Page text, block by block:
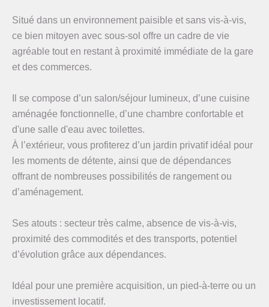
Situé dans un environnement paisible et sans vis-à-vis,
ce bien mitoyen avec sous-sol offre un cadre de vie
agréable tout en restant à proximité immédiate de la gare
et des commerces.
Il se compose d’un salon/séjour lumineux, d’une cuisine
aménagée fonctionnelle, d’une chambre confortable et
d'une salle d'eau avec toilettes.
À l’extérieur, vous profiterez d’un jardin privatif idéal pour
les moments de détente, ainsi que de dépendances
offrant de nombreuses possibilités de rangement ou
d’aménagement.
Ses atouts : secteur très calme, absence de vis-à-vis,
proximité des commodités et des transports, potentiel
d’évolution grâce aux dépendances.
Idéal pour une première acquisition, un pied-à-terre ou un
investissement locatif.